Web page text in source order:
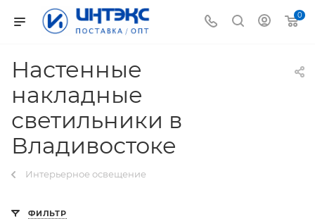
0
Настенные
накладные
светильники в
Владивостоке
Интерьерное освещение
ФИЛЬТР